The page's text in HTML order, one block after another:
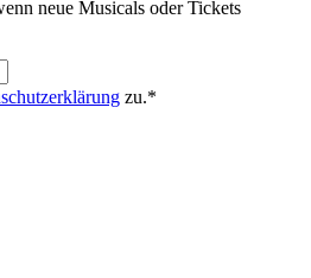
neue Musicals oder Tickets
zu.*